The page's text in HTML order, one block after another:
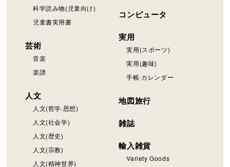
科学読み物(児童向け)
児童書実用書
芸術
音楽
楽譜
人文
人文(哲学·思想)
人文(社会学)
人文(歴史)
人文(宗教)
人文(精神世界)
コンピュータ
実用
実用(スポーツ)
実用(趣味)
手帳·カレンダー
地図旅行
雑誌
輸入雑貨
Variety Goods